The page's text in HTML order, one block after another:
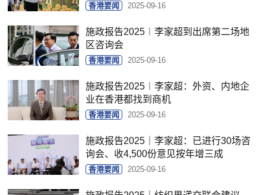
香港要闻 2025-09-16
施政报告2025︱李家超到出席第二场地
区咨询会
香港要闻 2025-09-16
施政报告2025︱李家超：外资、内地企
业在香港都找到商机
香港要闻 2025-09-16
施政报告2025｜李家超：已进行30场咨
询会、收4,500份意见按年增三成
香港要闻 2025-09-16